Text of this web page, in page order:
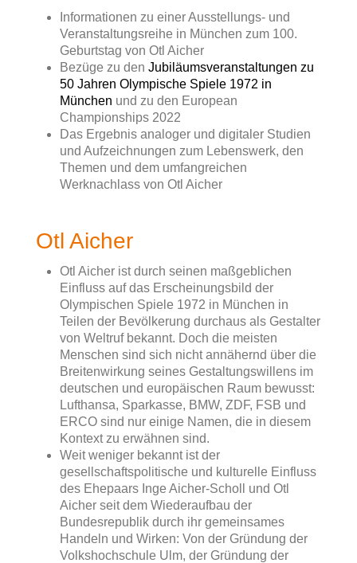
Informationen zu einer Ausstellungs- und
Veranstaltungsreihe in München zum 100.
Geburtstag von Otl Aicher
Bezüge zu den Jubiläumsveranstaltungen zu
50 Jahren Olympische Spiele 1972 in
München und zu den European
Championships 2022
Das Ergebnis analoger und digitaler Studien
und Aufzeichnungen zum Lebenswerk, den
Themen und dem umfangreichen
Werknachlass von Otl Aicher
Otl Aicher
Otl Aicher ist durch seinen maßgeblichen
Einfluss auf das Erscheinungsbild der
Olympischen Spiele 1972 in München in
Teilen der Bevölkerung durchaus als Gestalter
von Weltruf bekannt. Doch die meisten
Menschen sind sich nicht annähernd über die
Breitenwirkung seines Gestaltungswillens im
deutschen und europäischen Raum bewusst:
Lufthansa, Sparkasse, BMW, ZDF, FSB und
ERCO sind nur einige Namen, die in diesem
Kontext zu erwähnen sind.
Weit weniger bekannt ist der
gesellschaftspolitische und kulturelle Einfluss
des Ehepaars Inge Aicher-Scholl und Otl
Aicher seit dem Wiederaufbau der
Bundesrepublik durch ihr gemeinsames
Handeln und Wirken: Von der Gründung der
Volkshochschule Ulm, der Gründung der